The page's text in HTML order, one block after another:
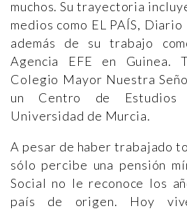
muchos. Su trayectoria
medios como EL PAÍS,
además de su trabajo
Agencia EFE en Guinea.
Colegio Mayor Nuestra
un Centro de
Universidad de Murcia.
A pesar de haber trabajado
sólo percibe una pensión
Social no le reconoce los
país de origen. Hoy